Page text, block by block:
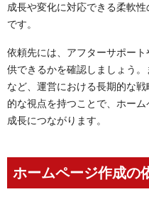
成長や変化に対応できる柔軟
です。
依頼先には、アフターサポー
供できるかを確認しましょう。
など、運営における長期的な
的な視点を持つことで、ホー
成長につながります。
ホームページ作成の